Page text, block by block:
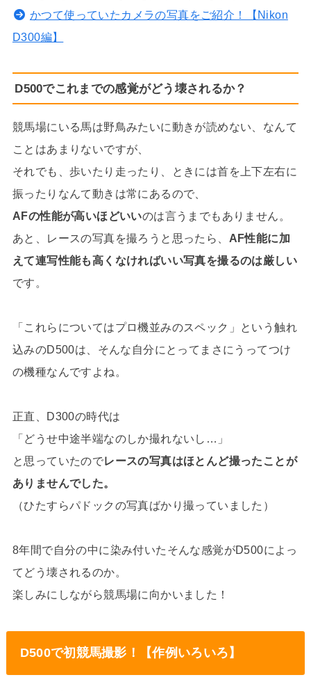
かつて使っていたカメラの写真をご紹介！【Nikon
D300編】
D500でこれまでの感覚がどう壊されるか？
競馬場にいる馬は野鳥みたいに動きが読めない、なんて
ことはあまりないですが、
それでも、歩いたり走ったり、ときには首を上下左右に
振ったりなんて動きは常にあるので、
AFの性能が高いほどいいのは言うまでもありません。
あと、レースの写真を撮ろうと思ったら、 AF性能に加
えて連写性能も高くなければいい写真を撮るのは厳しい
です。
「これらについてはプロ機並みのスペック」という触れ
込みのD500は、そんな自分にとってまさにうってつけ
の機種なんですよね。
正直、D300の時代は
「どうせ中途半端なのしか撮れないし…」
と思っていたのでレースの写真はほとんど撮ったことが
ありませんでした。
（ひたすらパドックの写真ばかり撮っていました）
8年間で自分の中に染み付いたそんな感覚がD500によっ
てどう壊されるのか。
楽しみにしながら競馬場に向かいました！
D500で初競馬撮影！【作例いろいろ】